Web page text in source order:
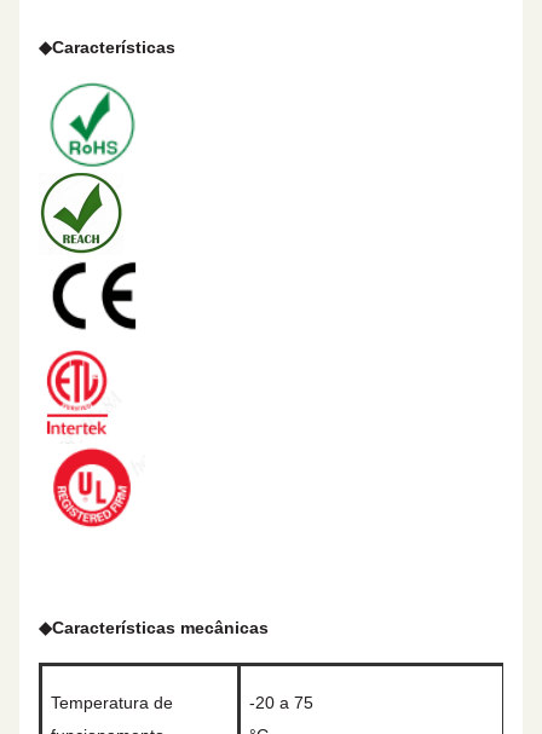
◆Características
◆Características mecânicas
Temperatura de
-20 a 75